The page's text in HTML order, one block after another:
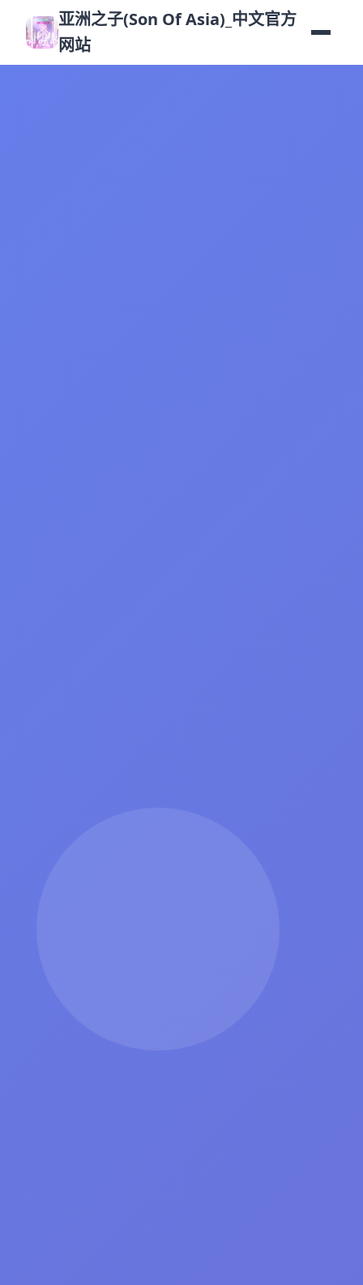
亚洲之子(Son Of Asia)_中文官方
网站